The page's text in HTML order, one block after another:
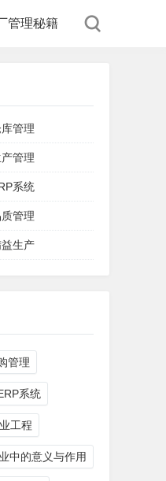
管理秘籍
管理
管理
系统
管理
生产
管理
系统
工程
中的意义与作用